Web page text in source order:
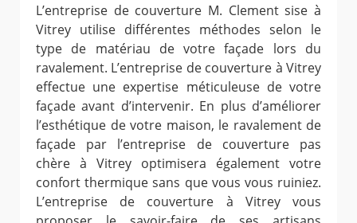
L’entreprise de couverture M. Clement sise à
Vitrey utilise différentes méthodes selon le
type de matériau de votre façade lors du
ravalement. L’entreprise de couverture à Vitrey
effectue une expertise méticuleuse de votre
façade avant d’intervenir. En plus d’améliorer
l’esthétique de votre maison, le ravalement de
façade par l’entreprise de couverture pas
chère à Vitrey optimisera également votre
confort thermique sans que vous vous ruiniez.
L’entreprise de couverture à Vitrey vous